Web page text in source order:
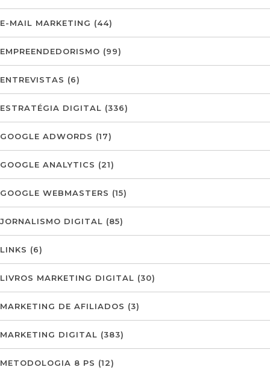
E-MAIL MARKETING (44)
EMPREENDEDORISMO (99)
ENTREVISTAS (6)
ESTRATÉGIA DIGITAL (336)
GOOGLE ADWORDS (17)
GOOGLE ANALYTICS (21)
GOOGLE WEBMASTERS (15)
JORNALISMO DIGITAL (85)
LINKS (6)
LIVROS MARKETING DIGITAL (30)
MARKETING DE AFILIADOS (3)
MARKETING DIGITAL (383)
METODOLOGIA 8 PS (12)